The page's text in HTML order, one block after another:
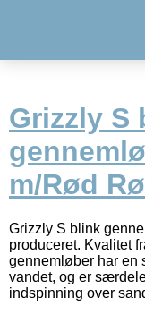
Grizzly S
m/Rød
Grizzly S blink
produceret. Kvalitet
gennemløber har en
vandet, og er
indspinning over